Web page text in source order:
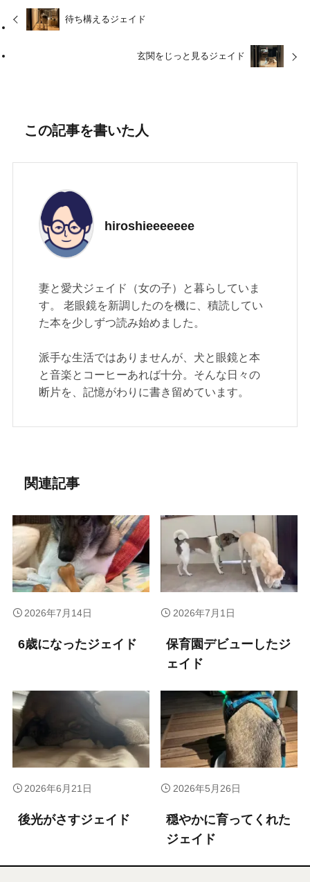
待ち構えるジェイド
玄関をじっと見るジェイド
この記事を書いた人
hiroshieeeeeee
妻と愛犬ジェイド（女の子）と暮らしていま
す。 老眼鏡を新調したのを機に、積読してい
た本を少しずつ読み始めました。
派手な生活ではありませんが、犬と眼鏡と本
と音楽とコーヒーあれば十分。そんな日々の
断片を、記憶がわりに書き留めています。
関連記事
6歳になったジェイド
2026年7月14日
保育園デビューしたジ
ェイド
2026年7月1日
後光がさすジェイド
2026年6月21日
穏やかに育ってくれた
ジェイド
2026年5月26日